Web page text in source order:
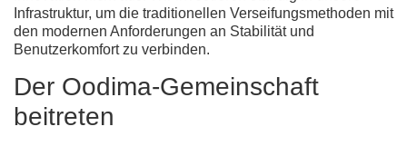
Infrastruktur, um die traditionellen Verseifungsmethoden mit
den modernen Anforderungen an Stabilität und
Benutzerkomfort zu verbinden.
Der Oodima-Gemeinschaft
beitreten